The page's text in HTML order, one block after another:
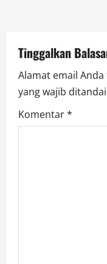
o
n
Tinggalkan
Alamat email
yang wajib ditandai
Komentar*